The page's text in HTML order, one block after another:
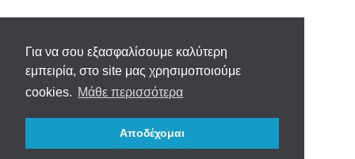
Για να σου εξασφαλίσουμε καλύτερη
εμπειρία, στο site μας χρησιμοποιούμε
cookies. Μάθε περισσότερα
Αποδέχομαι